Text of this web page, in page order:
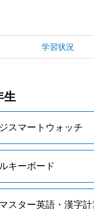
学習状況
生
スマートウォッチ
キーボード
スター英語・漢字計